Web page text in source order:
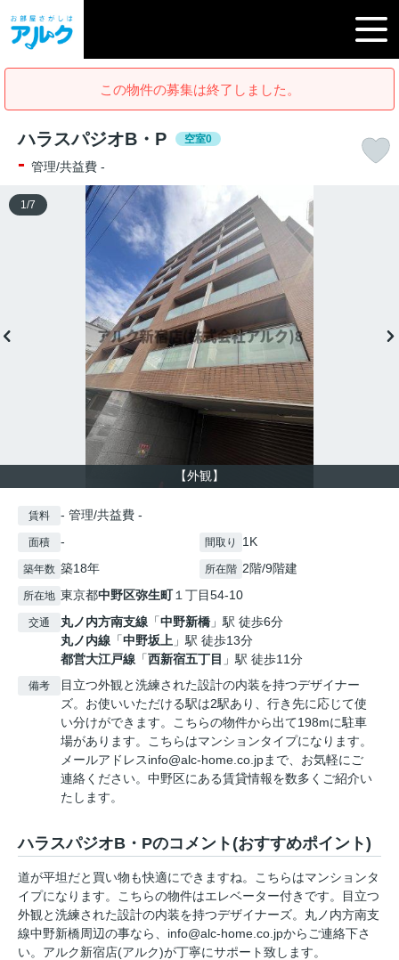
この物件の募集は終了しました。
ハラスパジオB・P 空室0
- 管理/共益費 -
【外観】
1 /7
賃料 - 管理/共益費 -
面積 - 間取り 1K
築年数 築18年 所在階 2階/9階建
所在地 東京都中野区弥生町１丁目54-10
交通 丸ノ内方南支線 「中野新橋 」駅 徒歩6分
丸ノ内線 「中野坂上 」駅 徒歩13分
都営大江戸線 「西新宿五丁目 」駅 徒歩11分
備考
目立つ外観と洗練された設計の内装を持つデザイナー
ズ。お使いいただける駅は2駅あり、行き先に応じて使
い分けができます。こちらの物件から出て198mに駐車
場があります。こちらはマンションタイプになります。
メールアドレスinfo@alc-home.co.jpまで、お気軽にご
連絡ください。中野区にある賃貸情報を数多くご紹介い
たします。
ハラスパジオB・Pのコメント(おすすめポイント)
道が平坦だと買い物も快適にできますね。こちらはマンションタ
イプになります。こちらの物件はエレベーター付きです。目立つ
外観と洗練された設計の内装を持つデザイナーズ。丸ノ内方南支
線中野新橋周辺の事なら、info@alc-home.co.jpからご連絡下さ
い。アルク新宿店(アルク)が丁寧にサポート致します。